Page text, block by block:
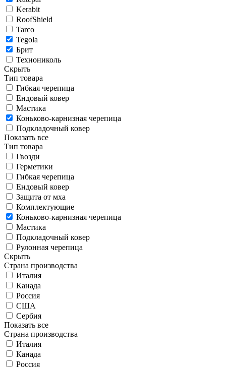
Kerabit
RoofShield
Tarco
Tegola
Брит
Технониколь
Скрыть
Тип товара
Гибкая черепица
Ендовый ковер
Мастика
Коньково-карнизная черепица
Подкладочный ковер
Показать все
Тип товара
Гвозди
Герметики
Гибкая черепица
Ендовый ковер
Защита от мха
Комплектующие
Коньково-карнизная черепица
Мастика
Подкладочный ковер
Рулонная черепица
Скрыть
Страна производства
Италия
Канада
Россия
США
Сербия
Показать все
Страна производства
Италия
Канада
Россия